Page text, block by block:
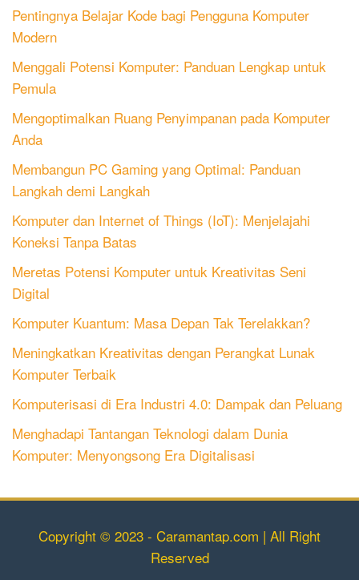
Pentingnya Belajar Kode bagi Pengguna Komputer
Modern
Menggali Potensi Komputer: Panduan Lengkap untuk
Pemula
Mengoptimalkan Ruang Penyimpanan pada Komputer
Anda
Membangun PC Gaming yang Optimal: Panduan
Langkah demi Langkah
Komputer dan Internet of Things (IoT): Menjelajahi
Koneksi Tanpa Batas
Meretas Potensi Komputer untuk Kreativitas Seni
Digital
Komputer Kuantum: Masa Depan Tak Terelakkan?
Meningkatkan Kreativitas dengan Perangkat Lunak
Komputer Terbaik
Komputerisasi di Era Industri 4.0: Dampak dan Peluang
Menghadapi Tantangan Teknologi dalam Dunia
Komputer: Menyongsong Era Digitalisasi
Copyright © 2023 - Caramantap.com | All Right
Reserved